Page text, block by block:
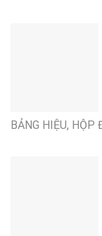
BẢNG HIỆU, HỘP